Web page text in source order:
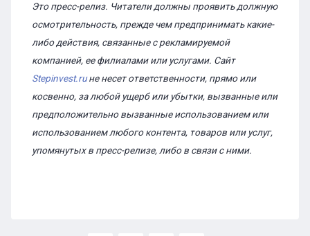
Это пресс-релиз. Читатели должны проявить должную
осмотрительность, прежде чем предпринимать какие-
либо действия, связанные с рекламируемой
компанией, ее филиалами или услугами. Сайт
Stepinvest.ruне несет ответственности, прямо или
косвенно, за любой ущерб или убытки, вызванные или
предположительно вызванные использованием или
использованием любого контента, товаров или услуг,
упомянутых в пресс-релизе, либо в связи с ними.